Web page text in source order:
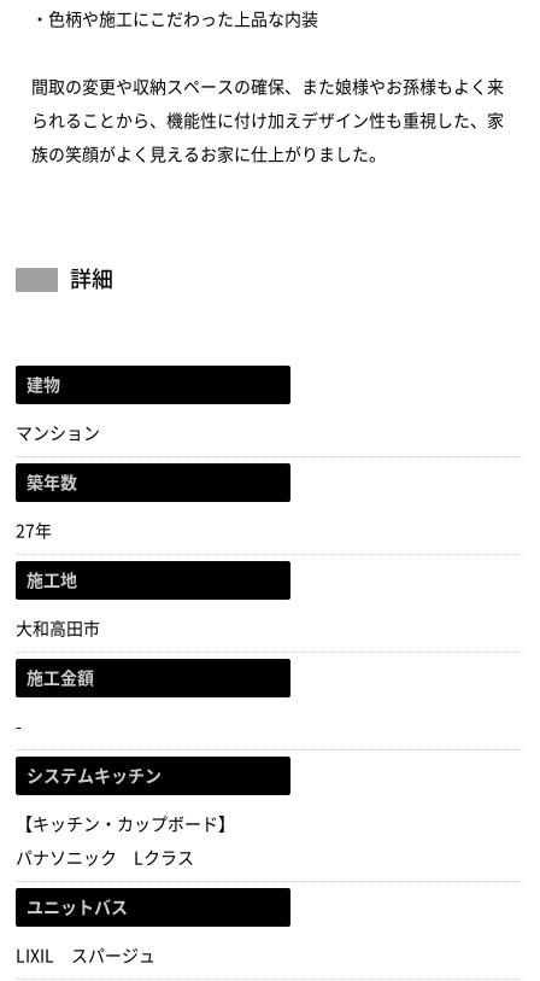
・色柄や施工にこだわった上品な内装
間取の変更や収納スペースの確保、また娘様やお孫様もよく来
られることから、機能性に付け加えデザイン性も重視した、家
族の笑顔がよく見えるお家に仕上がりました。
詳細
建物
マンション
築年数
27年
施工地
大和高田市
施工金額
-
システムキッチン
【キッチン・カップボード】
パナソニック Lクラス
ユニットバス
LIXIL スパージュ